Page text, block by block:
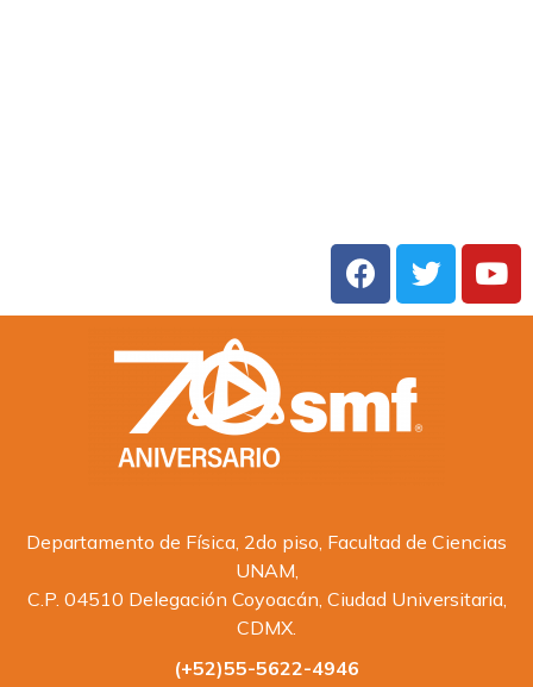
Departamento de Física, 2do piso, Facultad de Ciencias
UNAM,
C.P. 04510 Delegación Coyoacán, Ciudad Universitaria,
CDMX.
(+52)55-5622-4946